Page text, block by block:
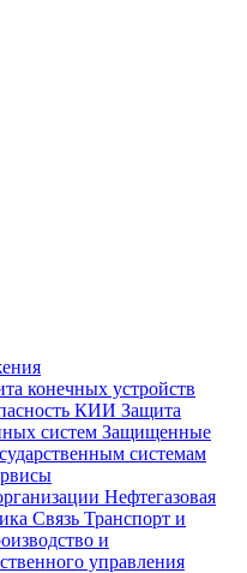
конечных устройств
КИИ Защита
систем Защищенные
системам
Нефтегазовая
Связь Транспорт и
и
управления